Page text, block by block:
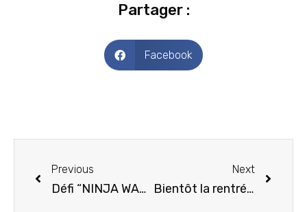
Partager :
Facebook
Previous
Défi “NINJA WARRIOR” Relevé !!!
Next
Bientôt la rentrée !!! Notez bien la date !!!